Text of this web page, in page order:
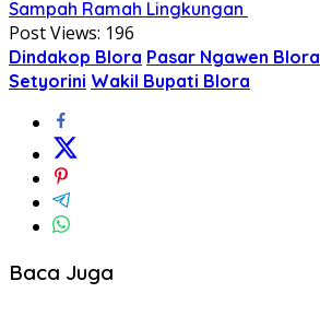
Sampah Ramah Lingkungan ‎
Post Views: 196
Dindakop Blora Pasar Ngawen Blora
Setyorini Wakil Bupati Blora
Baca Juga